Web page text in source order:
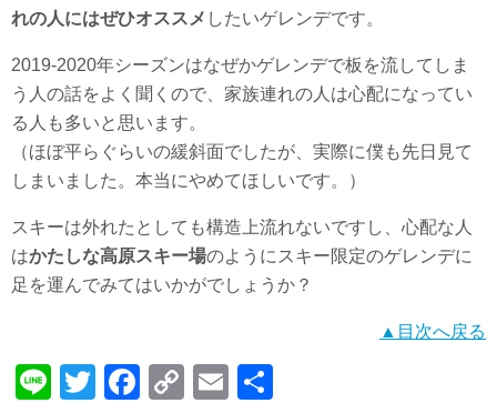
れの人にはぜひオススメ したいゲレンデです。
2019-2020年シーズンはなぜかゲレンデで板を流してしま
う人の話をよく聞くので、家族連れの人は心配になってい
る人も多いと思います。
（ほぼ平らぐらいの緩斜面でしたが、実際に僕も先日見て
しまいました。本当にやめてほしいです。）
スキーは外れたとしても構造上流れないですし、心配な人
はかたしな高原スキー場のようにスキー限定のゲレンデに
足を運んでみてはいかがでしょうか？
▲目次へ戻る
Li
T
F
C
E